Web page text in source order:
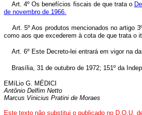
Art. 4º Os benefícios fiscais de que trata o
de novembro de 1966.
Art. 5º Aos produtos mencionados no artigo
como aos que excederem à cota de que trata o
Art. 6º Este Decreto-lei entrará em vigor na
Brasília, 31 de outubro de 1972; 151º da
EMíLio G. MÉDICI
Antônio Delfim Netto
Marcus Vinicius Pratini de Moraes
Este texto não substitui o publicado no D.O.U.